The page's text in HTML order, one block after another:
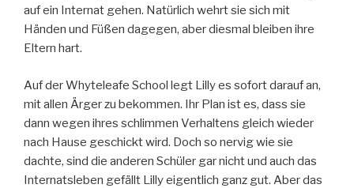
auf ein Internat gehen. Natürlich wehrt sie sich mit
Händen und Füßen dagegen, aber diesmal bleiben ihre
Eltern hart.
Auf der Whyteleafe School legt Lilly es sofort darauf an,
mit allen Ärger zu bekommen. Ihr Plan ist es, dass sie
dann wegen ihres schlimmen Verhaltens gleich wieder
nach Hause geschickt wird. Doch so nervig wie sie
dachte, sind die anderen Schüler gar nicht und auch das
Internatsleben gefällt Lilly eigentlich ganz gut. Aber das